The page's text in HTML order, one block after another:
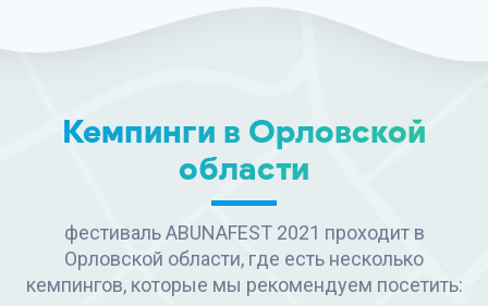
Кемпинги в Орловской
области
фестиваль ABUNAFEST 2021 проходит в
Орловской области, где есть несколько
кемпингов, которые мы рекомендуем посетить: